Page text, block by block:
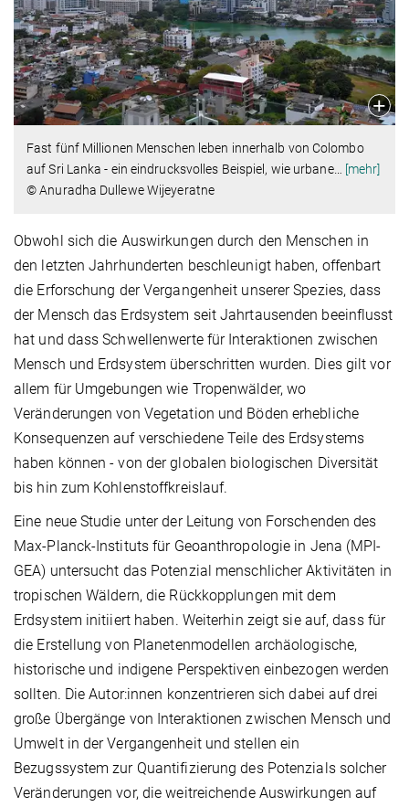
Fast fünf Millionen Menschen leben innerhalb von Colombo
auf Sri Lanka - ein eindrucksvolles Beispiel, wie urbane…
[mehr]
© Anuradha Dullewe Wijeyeratne
Obwohl sich die Auswirkungen durch den Menschen in
den letzten Jahrhunderten beschleunigt haben, offenbart
die Erforschung der Vergangenheit unserer Spezies, dass
der Mensch das Erdsystem seit Jahrtausenden beeinflusst
hat und dass Schwellenwerte für Interaktionen zwischen
Mensch und Erdsystem überschritten wurden. Dies gilt vor
allem für Umgebungen wie Tropenwälder, wo
Veränderungen von Vegetation und Böden erhebliche
Konsequenzen auf verschiedene Teile des Erdsystems
haben können - von der globalen biologischen Diversität
bis hin zum Kohlenstoffkreislauf.
Eine neue Studie unter der Leitung von Forschenden des
Max-Planck-Instituts für Geoanthropologie in Jena (MPI-
GEA) untersucht das Potenzial menschlicher Aktivitäten in
tropischen Wäldern, die Rückkopplungen mit dem
Erdsystem initiiert haben. Weiterhin zeigt sie auf, dass für
die Erstellung von Planetenmodellen archäologische,
historische und indigene Perspektiven einbezogen werden
sollten. Die Autor:innen konzentrieren sich dabei auf drei
große Übergänge von Interaktionen zwischen Mensch und
Umwelt in der Vergangenheit und stellen ein
Bezugssystem zur Quantifizierung des Potenzials solcher
Veränderungen vor, die weitreichende Auswirkungen auf